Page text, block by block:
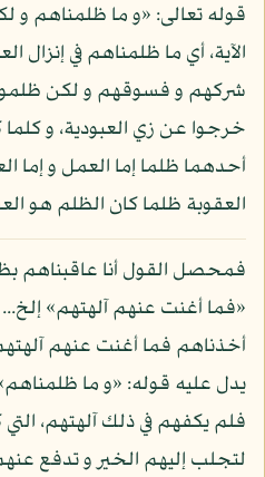
قوله تعالى: «و ما ظلمناهم و
الآية، أي ما ظلمناهم في إنزال
شركهم و فسوقهم و لكن
خرجوا عن زي العبودية، و
أحدهما ظلما إما العمل و إما
العقوبة ظلما كان الظلم هو
فمحصل القول أنا عاقبناهم
«فما أغنت عنهم آلهتهم»
أخذناهم فما أغنت عنهم
يدل عليه قوله: «و ما
فلم يكفهم في ذلك آلهتهم، التي
لتجلب إليهم الخير و تدفع